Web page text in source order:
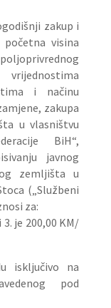
zakup i
visina
i načinu
zakupa
u vlasništvu
BiH“,
javnog
zemljišta u
(„Službeni
za:
je 200,00 KM/
isključivo na
pod